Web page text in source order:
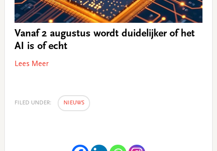
Vanaf 2 augustus wordt duidelijker of het
AI is of echt
Lees Meer
FILED UNDER: NIEUWS